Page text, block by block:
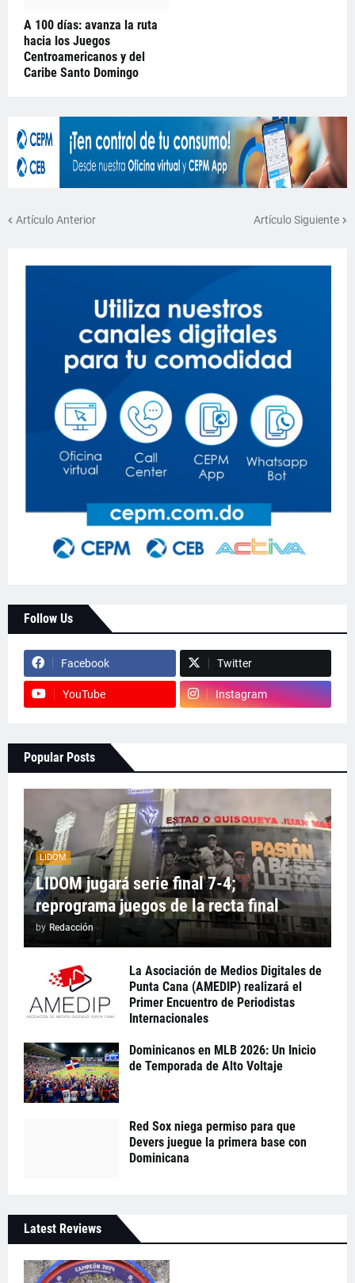
A 100 días: avanza la ruta
hacia los Juegos
Centroamericanos y del
Caribe Santo Domingo
Artículo Anterior Artículo Siguiente
Follow Us
Facebook Twitter
YouTube Instagram
Popular Posts
LIDOM
LIDOM jugará serie final 7-4;
reprograma juegos de la recta final
by Redacción
La Asociación de Medios Digitales de
Punta Cana (AMEDIP) realizará el
Primer Encuentro de Periodistas
Internacionales
Dominicanos en MLB 2026: Un Inicio
de Temporada de Alto Voltaje
Red Sox niega permiso para que
Devers juegue la primera base con
Dominicana
Latest Reviews